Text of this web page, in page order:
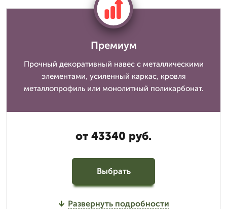
Премиум
Прочный декоративный навес с металлическими
элементами, усиленный каркас, кровля
металлопрофиль или монолитный поликарбонат.
от 43340 руб.
Выбрать
Развернуть подробности